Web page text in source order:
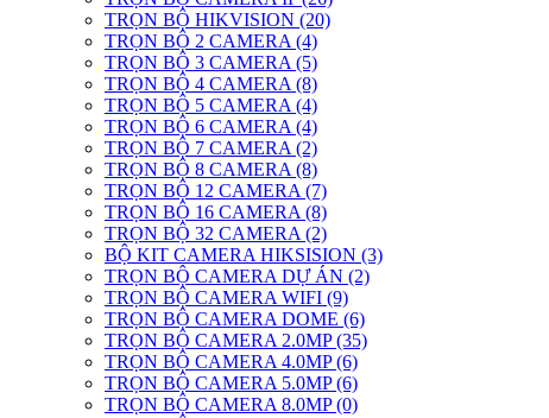
TRỌN BỘ HIKVISION (20)
TRỌN BỘ 2 CAMERA (4)
TRỌN BỘ 3 CAMERA (5)
TRỌN BỘ 4 CAMERA (8)
TRỌN BỘ 5 CAMERA (4)
TRỌN BỘ 6 CAMERA (4)
TRỌN BỘ 7 CAMERA (2)
TRỌN BỘ 8 CAMERA (8)
TRỌN BỘ 12 CAMERA (7)
TRỌN BỘ 16 CAMERA (8)
TRỌN BỘ 32 CAMERA (2)
BỘ KIT CAMERA HIKSISION (3)
TRỌN BỘ CAMERA DỰ ÁN (2)
TRỌN BỘ CAMERA WIFI (9)
TRỌN BỘ CAMERA DOME (6)
TRỌN BỘ CAMERA 2.0MP (35)
TRỌN BỘ CAMERA 4.0MP (6)
TRỌN BỘ CAMERA 5.0MP (6)
TRỌN BỘ CAMERA 8.0MP (0)